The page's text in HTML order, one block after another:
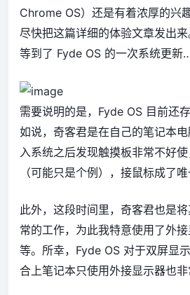
Chrome OS）还是有着浓厚的兴
尽快把这篇详细的体验文章发出
等到了 Fyde OS 的一次系统更新
需要说明的是，Fyde OS 目前还
如说，奇客君是在自己的笔记本
入系统之后发现触摸板非常不好
（可能只是个例），接鼠标成了唯
此外，这段时间里，奇客君也是
常的工作，为此我特意使用了外
等。所幸，Fyde OS 对于双屏显
合上笔记本只使用外接显示器也非